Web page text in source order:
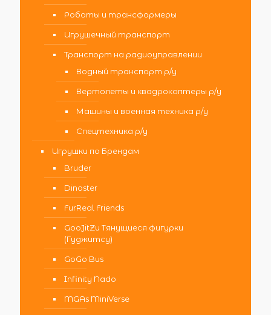
Роботы и трансформеры
Игрушечный транспорт
Транспорт на радиоуправлении
Водный транспорт р/у
Вертолеты и квадрокоптеры р/у
Машины и военная техника р/у
Спецтехника р/у
Игрушки по Брендам
Bruder
Dinoster
FurReal Friends
GooJitZu Тянущиеся фигурки
(Гуджитсу)
GoGo Bus
Infinity Nado
MGAs MiniVerse